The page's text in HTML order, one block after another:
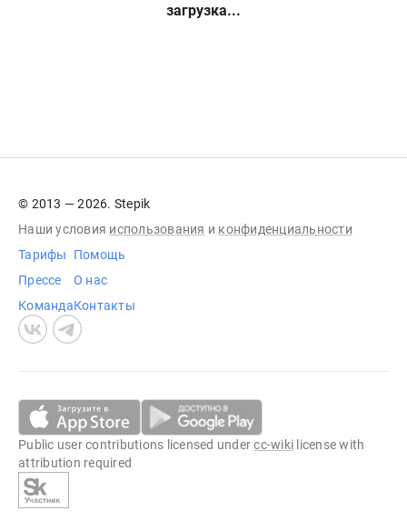
загрузка...
© 2013 — 2026. Stepik
Наши условия использования и конфиденциальности
Тарифы
Прессе
Команда
Помощь
О нас
Контакты
Public user contributions licensed undercc-wiki license with
attribution required